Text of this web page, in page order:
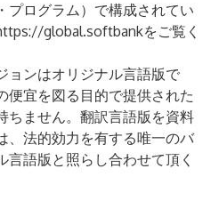
プログラム）で構成されてい
global.softbankをご覧く
ョンはオリジナル言語版で
便宜を図る目的で提供された
ちません。翻訳言語版を資料
、法的効力を有する唯一のバ
語版と照らし合わせて頂く